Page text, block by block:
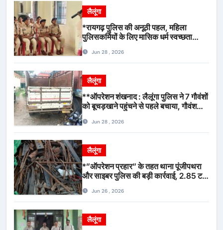
लैलूंगा
*रायगढ़ पुलिस की अनूठी पहल, महिला
पुलिसकर्मियों के लिए मासिक धर्म स्वच्छता
Jun 28 , 2026
लैलूंगा
**ऑपरेशन शंखनाद : लैलूंगा पुलिस ने 7 गौवंशों
को बूचड़खाने पहुंचने से पहले बचाया, गौवंश
Jun 28 , 2026
लैलूंगा
*”ऑपरेशन प्रहार” के तहत थाना पूंजीपथरा
और साइबर पुलिस की बड़ी कार्रवाई, 2.85 टन
Jun 26 , 2026
लैलूंगा